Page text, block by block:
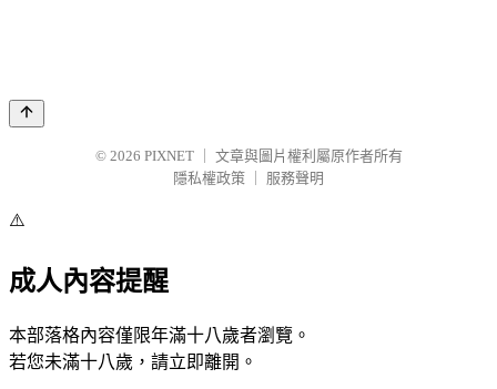
© 2026 PIXNET
文章與圖片權利屬原作者所有
隱私權政策
服務聲明
⚠️
成人內容提醒
本部落格內容僅限年滿十八歲者瀏覽。
若您未滿十八歲，請立即離開。